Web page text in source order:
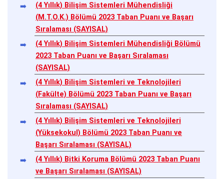
(4 Yıllık) Bilişim Sistemleri Mühendisliği
(M.T.O.K.) Bölümü 2023 Taban Puanı ve Başarı
Sıralaması (SAYISAL)
(4 Yıllık) Bilişim Sistemleri Mühendisliği Bölümü
2023 Taban Puanı ve Başarı Sıralaması
(SAYISAL)
(4 Yıllık) Bilişim Sistemleri ve Teknolojileri
(Fakülte) Bölümü 2023 Taban Puanı ve Başarı
Sıralaması (SAYISAL)
(4 Yıllık) Bilişim Sistemleri ve Teknolojileri
(Yüksekokul) Bölümü 2023 Taban Puanı ve
Başarı Sıralaması (SAYISAL)
(4 Yıllık) Bitki Koruma Bölümü 2023 Taban Puanı
ve Başarı Sıralaması (SAYISAL)